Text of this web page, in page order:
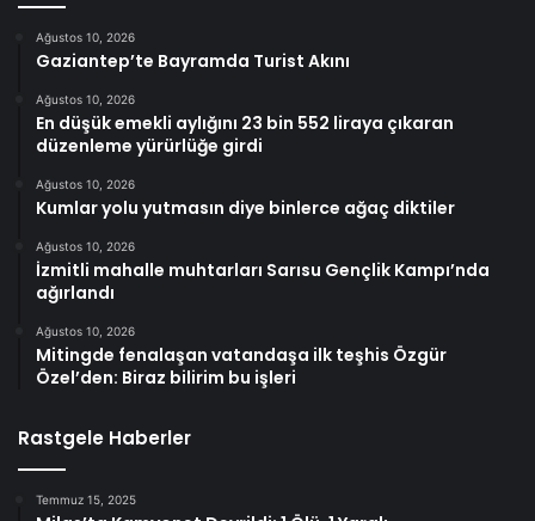
Ağustos 10, 2026
Gaziantep’te Bayramda Turist Akını
Ağustos 10, 2026
En düşük emekli aylığını 23 bin 552 liraya çıkaran
düzenleme yürürlüğe girdi
Ağustos 10, 2026
Kumlar yolu yutmasın diye binlerce ağaç diktiler
Ağustos 10, 2026
İzmitli mahalle muhtarları Sarısu Gençlik Kampı’nda
ağırlandı
Ağustos 10, 2026
Mitingde fenalaşan vatandaşa ilk teşhis Özgür
Özel’den: Biraz bilirim bu işleri
Rastgele Haberler
Temmuz 15, 2025